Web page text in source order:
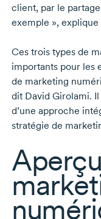
client, par le
exemple », explique
Ces trois types de
importants pour les
de marketing
dit David Girolami.
d’une approche
stratégie de